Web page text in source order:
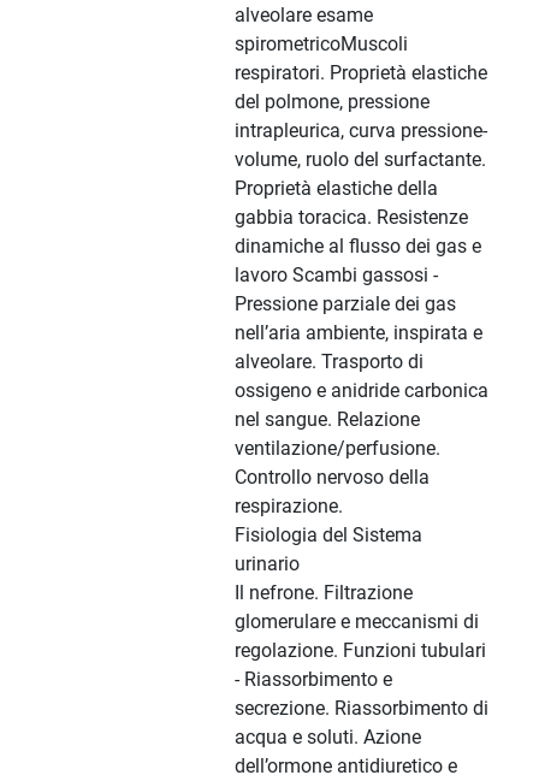
alveolare esame
spirometricoMuscoli
respiratori. Proprietà elastiche
del polmone, pressione
intrapleurica, curva pressione-
volume, ruolo del surfactante.
Proprietà elastiche della
gabbia toracica. Resistenze
dinamiche al flusso dei gas e
lavoro Scambi gassosi -
Pressione parziale dei gas
nell’aria ambiente, inspirata e
alveolare. Trasporto di
ossigeno e anidride carbonica
nel sangue. Relazione
ventilazione/perfusione.
Controllo nervoso della
respirazione.
Fisiologia del Sistema
urinario
Il nefrone. Filtrazione
glomerulare e meccanismi di
regolazione. Funzioni tubulari
- Riassorbimento e
secrezione. Riassorbimento di
acqua e soluti. Azione
dell’ormone antidiuretico e